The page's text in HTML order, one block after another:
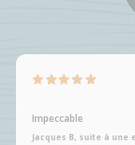
Impeccable
Jacques B, suite à une